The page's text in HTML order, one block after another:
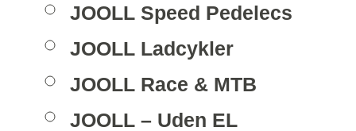
JOOLL Speed Pedelecs
JOOLL Ladcykler
JOOLL Race & MTB
JOOLL – Uden EL